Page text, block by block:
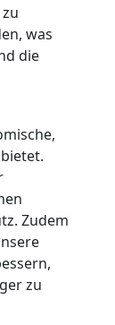
was
die
Zudem
zu